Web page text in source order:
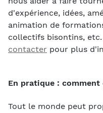
d'expérience, idées,
animation de
collectifs bisontins,
contacter pour plus
En pratique : comment
Tout le monde peut